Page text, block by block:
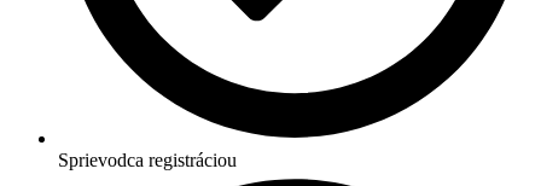
Sprievodca registráciou